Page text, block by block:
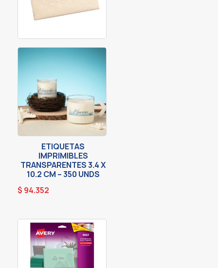
ETIQUETAS
IMPRIMIBLES
TRANSPARENTES 3.4 X
10.2 CM – 350 UNDS
$ 94.352